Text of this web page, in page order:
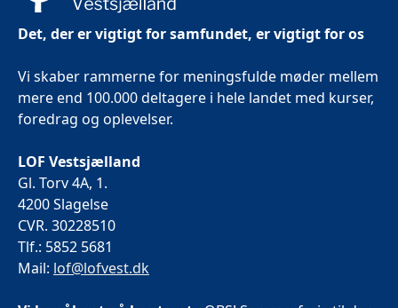
Det, der er vigtigt for samfundet, er vigtigt for os
Vi skaber rammerne for meningsfulde møder mellem
mere end 100.000 deltagere i hele landet med kurser,
foredrag og oplevelser.
LOF Vestsjælland
Gl. Torv 4A, 1.
4200 Slagelse
CVR. 30228510
Tlf.: 5852 5681
Mail: lof@lofvest.dk